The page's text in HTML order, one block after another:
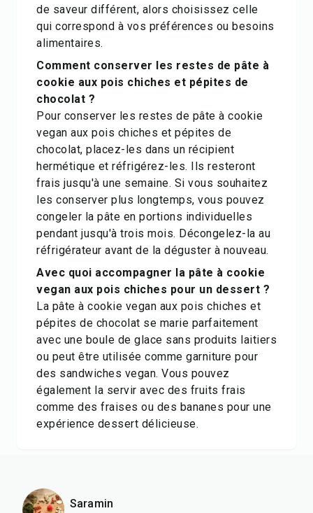
de saveur différent, alors choisissez celle
qui correspond à vos préférences ou besoins
alimentaires.
Comment conserver les restes de pâte à
cookie aux pois chiches et pépites de
chocolat ?
Pour conserver les restes de pâte à cookie
vegan aux pois chiches et pépites de
chocolat, placez-les dans un récipient
hermétique et réfrigérez-les. Ils resteront
frais jusqu'à une semaine. Si vous souhaitez
les conserver plus longtemps, vous pouvez
congeler la pâte en portions individuelles
pendant jusqu'à trois mois. Décongelez-la au
réfrigérateur avant de la déguster à nouveau.
Avec quoi accompagner la pâte à cookie
vegan aux pois chiches pour un dessert ?
La pâte à cookie vegan aux pois chiches et
pépites de chocolat se marie parfaitement
avec une boule de glace sans produits laitiers
ou peut être utilisée comme garniture pour
des sandwiches vegan. Vous pouvez
également la servir avec des fruits frais
comme des fraises ou des bananes pour une
expérience dessert délicieuse.
Saramin